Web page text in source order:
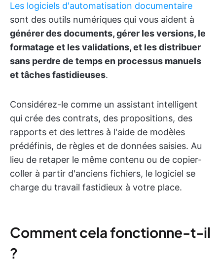
Les logiciels d'automatisation documentaire
sont des outils numériques qui vous aident à
générer des documents, gérer les versions, le
formatage et les validations, et les distribuer
sans perdre de temps en processus manuels
et tâches fastidieuses.
Considérez-le comme un assistant intelligent
qui crée des contrats, des propositions, des
rapports et des lettres à l'aide de modèles
prédéfinis, de règles et de données saisies. Au
lieu de retaper le même contenu ou de copier-
coller à partir d'anciens fichiers, le logiciel se
charge du travail fastidieux à votre place.
Comment cela fonctionne-t-il
?